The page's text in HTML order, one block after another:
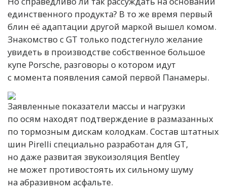
единственного продукта? В то же время первый
блин её адаптации другой маркой вышел комом.
Знакомство с GT только подстегнуло желание
увидеть в производстве собственное большое
купе Porsche, разговоры о котором идут
с момента появления самой первой Панамеры.
Заявленные показатели массы и нагрузки
по осям находят подтверждение в размазанных
по тормозным дискам колодкам. Состав штатных
шин Pirelli специально разработан для GT,
но даже развитая звукоизоляция Bentley
не может противостоять их сильному шуму
на абразивном асфальте.